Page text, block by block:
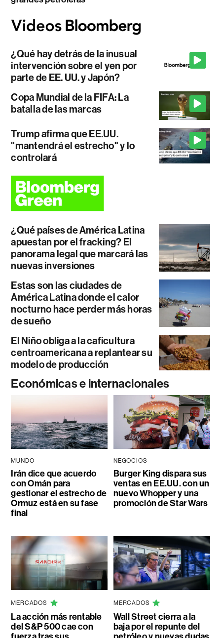
¿Qué hay detrás de la inusual
intervención sobre el yen por
parte de EE. UU. y Japón?
Copa Mundial de la FIFA: La
batalla de las marcas
Trump afirma que EE.UU.
"mantendrá el estrecho" y lo
controlará
¿Qué países de América Latina
apuestan por el fracking? El
panorama legal que marcará las
nuevas inversiones
Estas son las ciudades de
América Latina donde el calor
nocturno hace perder más horas
de sueño
El Niño obliga a la caficultura
centroamericana a replantear su
modelo de producción
Económicas e internacionales
MUNDO
Irán dice que acuerdo
con Omán para
gestionar el estrecho de
Ormuz está en su fase
final
NEGOCIOS
Burger King dispara sus
ventas en EE.UU. con un
nuevo Whopper y una
promoción de Star Wars
MERCADOS
La acción más rentable
del S&P 500 cae con
MERCADOS
Wall Street cierra a la
baja por el repunte del